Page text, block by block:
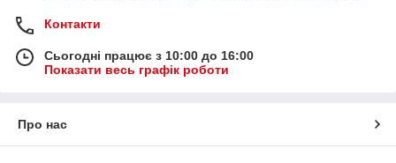
Контакти
Сьогодні працює з 10:00 до 16:00
Показати весь графік роботи
Про нас